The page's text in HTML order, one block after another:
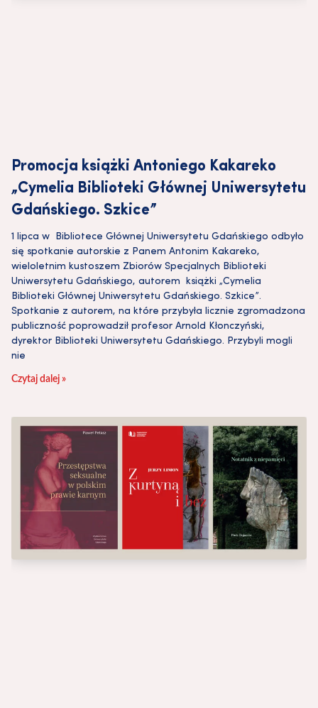
Promocja książki Antoniego Kakareko
„Cymelia Biblioteki Głównej Uniwersytetu
Gdańskiego. Szkice”
1 lipca w Bibliotece Głównej Uniwersytetu Gdańskiego odbyło
się spotkanie autorskie z Panem Antonim Kakareko,
wieloletnim kustoszem Zbiorów Specjalnych Biblioteki
Uniwersytetu Gdańskiego, autorem książki „Cymelia
Biblioteki Głównej Uniwersytetu Gdańskiego. Szkice”.
Spotkanie z autorem, na które przybyła licznie zgromadzona
publiczność poprowadził profesor Arnold Kłonczyński,
dyrektor Biblioteki Uniwersytetu Gdańskiego. Przybyli mogli
nie
Czytaj dalej »